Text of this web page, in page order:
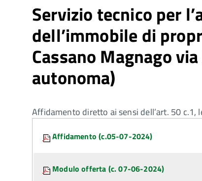
Servizio tecnico per
dell’immobile di
Cassano Magnago
autonoma)
Affidamento diretto ai sensi dell’art. 50 c.1,
Affidamento (c.05-07-2024)
Modulo offerta (c. 07-06-2024)